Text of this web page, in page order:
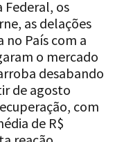
Federal, os
as delações
no País com a
o mercado
desabando
de agosto
com
de R$